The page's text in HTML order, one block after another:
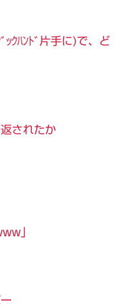
ｸﾊﾝﾄﾞ片手に)で、ど
されたか
」